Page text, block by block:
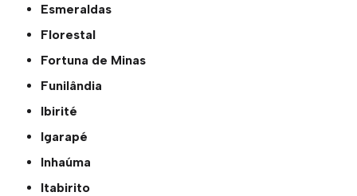
Esmeraldas
Florestal
Fortuna de Minas
Funilândia
Ibirité
Igarapé
Inhaúma
Itabirito